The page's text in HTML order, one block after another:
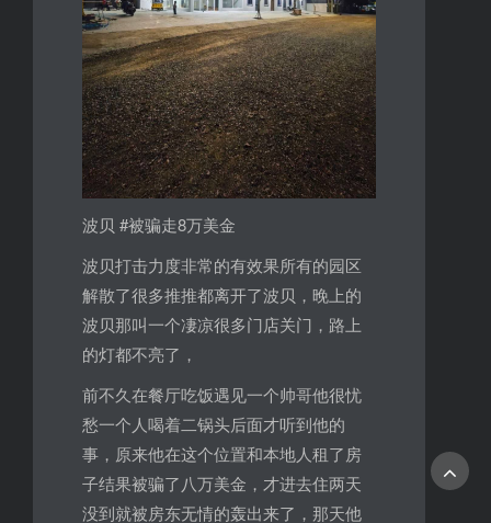
波贝 #被骗走8万美金
波贝打击力度非常的有效果所有的园区
解散了很多推推都离开了波贝，晚上的
波贝那叫一个凄凉很多门店关门，路上
的灯都不亮了，
前不久在餐厅吃饭遇见一个帅哥他很忧
愁一个人喝着二锅头后面才听到他的
事，原来他在这个位置和本地人租了房
子结果被骗了八万美金，才进去住两天
没到就被房东无情的轰出来了，那天他